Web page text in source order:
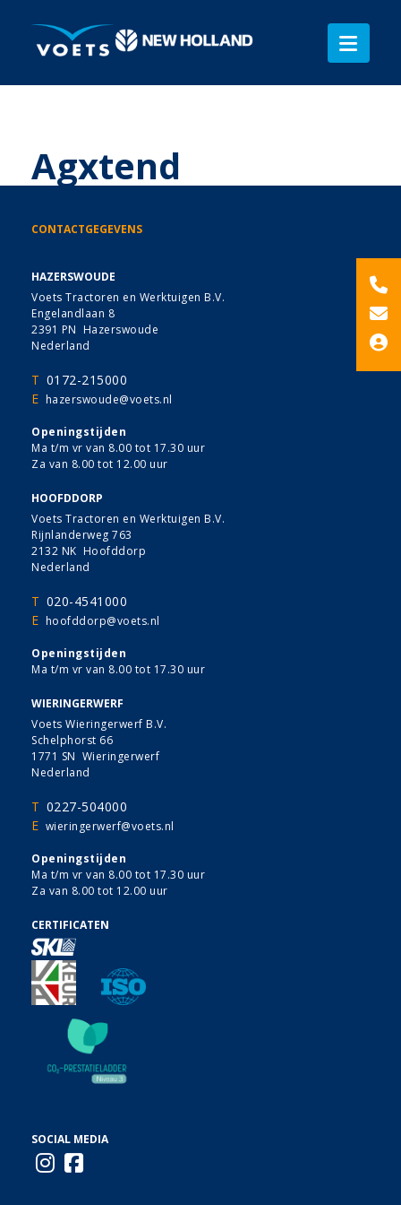
Agxtend
CONTACTGEGEVENS
HAZERSWOUDE
Voets Tractoren en Werktuigen B.V.
Engelandlaan 8
2391 PN Hazerswoude
Nederland
T 0172-215000
E hazerswoude@voets.nl
Openingstijden
Ma t/m vr van 8.00 tot 17.30 uur
Za van 8.00 tot 12.00 uur
HOOFDDORP
Voets Tractoren en Werktuigen B.V.
Rijnlanderweg 763
2132 NK Hoofddorp
Nederland
T 020-4541000
E hoofddorp@voets.nl
Openingstijden
Ma t/m vr van 8.00 tot 17.30 uur
WIERINGERWERF
Voets Wieringerwerf B.V.
Schelphorst 66
1771 SN Wieringerwerf
Nederland
T 0227-504000
E wieringerwerf@voets.nl
Openingstijden
Ma t/m vr van 8.00 tot 17.30 uur
Za van 8.00 tot 12.00 uur
CERTIFICATEN
SOCIAL MEDIA